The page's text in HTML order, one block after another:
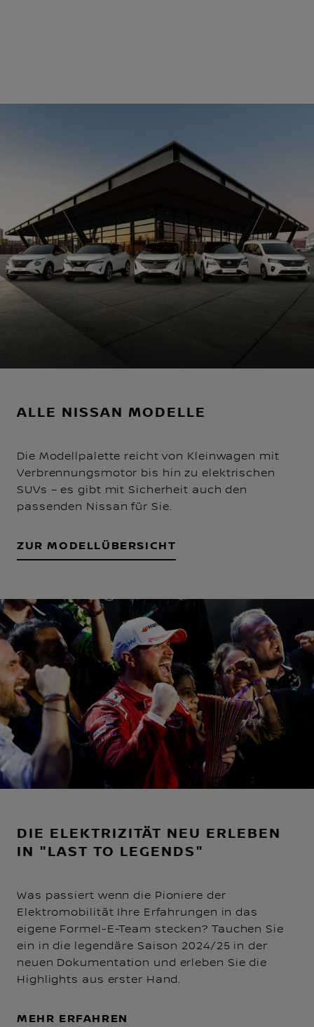
ALLE NISSAN MODELLE
Die Modellpalette reicht von Kleinwagen mit
Verbrennungsmotor bis hin zu elektrischen
SUVs – es gibt mit Sicherheit auch den
passenden Nissan für Sie.
ZUR MODELLÜBERSICHT
DIE ELEKTRIZITÄT NEU ERLEBEN
IN "LAST TO LEGENDS"
Was passiert wenn die Pioniere der
Elektromobilität Ihre Erfahrungen in das
eigene Formel-E-Team stecken? Tauchen Sie
ein in die legendäre Saison 2024/25 in der
neuen Dokumentation und erleben Sie die
Highlights aus erster Hand.
MEHR ERFAHREN